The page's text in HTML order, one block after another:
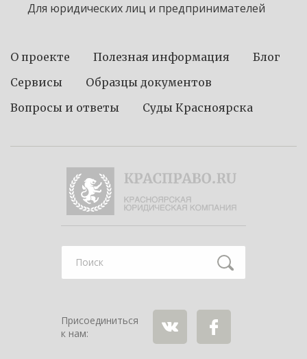
Для юридических лиц и предпринимателей
О проекте Полезная информация
Блог
Сервисы
Образцы документов
Вопросы и ответы
Суды Красноярска
Присоединиться
к нам: